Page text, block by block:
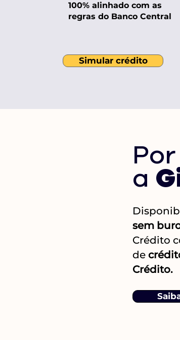
100% alinhado com as
regras do Banco Central
Simular crédito
a
sem
Crédito
de
Crédito.